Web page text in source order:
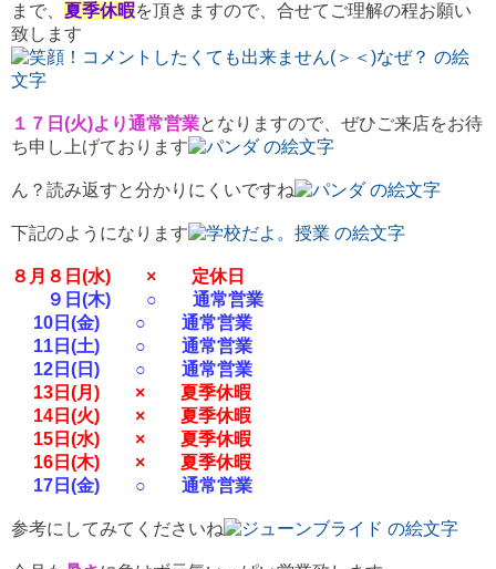
まで、 夏季休暇を頂きますので、合せてご理解の程お願い
致します
１７日(火)より通常営業となりますので、ぜひご来店をお待
ち申し上げております
ん？読み返すと分かりにくいですね
下記のようになります
８月８日(水) × 定休日
９日(木) ○ 通常営業
10日(金) ○ 通常営業
11日(土) ○ 通常営業
12 日(日) ○ 通常営業
13 日 (月) × 夏季休暇
14 日 (火) × 夏季休暇
15 日 (水) × 夏季休暇
16 日 (木) × 夏季休暇
17 日 (金) ○ 通常営業
参考にしてみてくださいね